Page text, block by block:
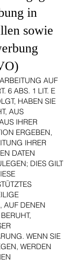
in
sowie
AUF
6 ABS. 1 LIT. E
HABEN SIE
AUS
IHRER
ERGEBEN,
IHRER
DATEN
DIES GILT
AUF DENEN
WENN SIE
WERDEN